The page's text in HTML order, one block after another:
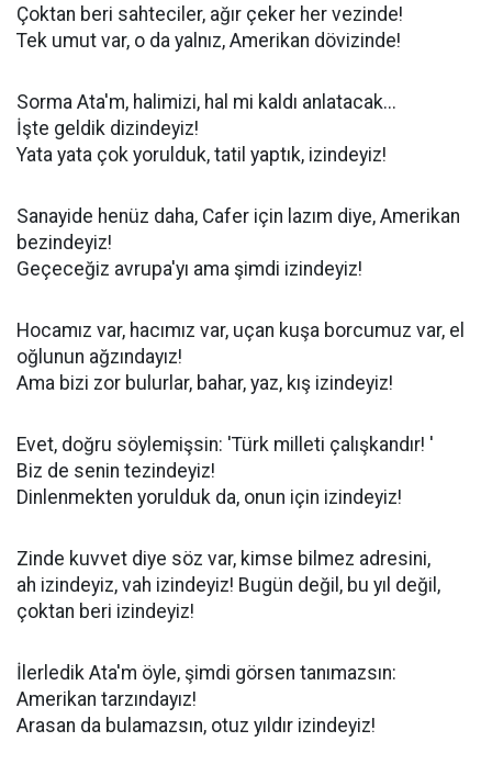
Çoktan beri sahteciler, ağır çeker her vezinde!
Tek umut var, o da yalnız, Amerikan dövizinde!
Sorma Ata'm, halimizi, hal mi kaldı anlatacak...
İşte geldik dizindeyiz!
Yata yata çok yorulduk, tatil yaptık, izindeyiz!
Sanayide henüz daha, Cafer için lazım diye, Amerikan
bezindeyiz!
Geçeceğiz avrupa'yı ama şimdi izindeyiz!
Hocamız var, hacımız var, uçan kuşa borcumuz var, el
oğlunun ağzındayız!
Ama bizi zor bulurlar, bahar, yaz, kış izindeyiz!
Evet, doğru söylemişsin: 'Türk milleti çalışkandır! '
Biz de senin tezindeyiz!
Dinlenmekten yorulduk da, onun için izindeyiz!
Zinde kuvvet diye söz var, kimse bilmez adresini,
ah izindeyiz, vah izindeyiz! Bugün değil, bu yıl değil,
çoktan beri izindeyiz!
İlerledik Ata'm öyle, şimdi görsen tanımazsın:
Amerikan tarzındayız!
Arasan da bulamazsın, otuz yıldır izindeyiz!